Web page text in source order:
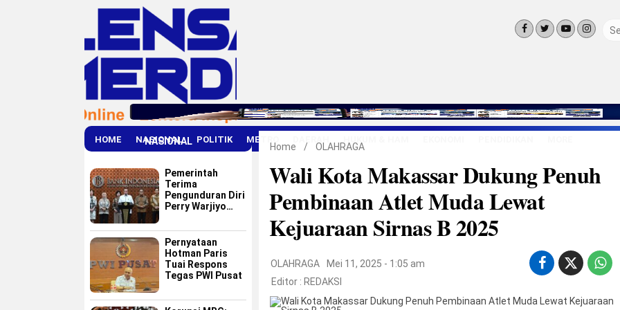
HOME NASIONAL POLITIK METRO
OLAHRAGA
OPINI
NASIONAL
Pemerintah
Terima
Pengunduran Diri
Perry Warjiyo
Indonesia
Pernyataan
Hotman Paris
Tuai Respons
Tegas PWI Pusat
Home / OLAHRAGA
Wali Kota Makassar Dukung Penuh
Pembinaan Atlet Muda Lewat
Kejuaraan Sirnas B 2025
OLAHRAGA
Mei 11, 2025 - 1:05 am
Editor : REDAKSI